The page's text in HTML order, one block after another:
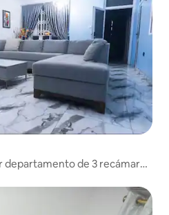
de 3 recámaras